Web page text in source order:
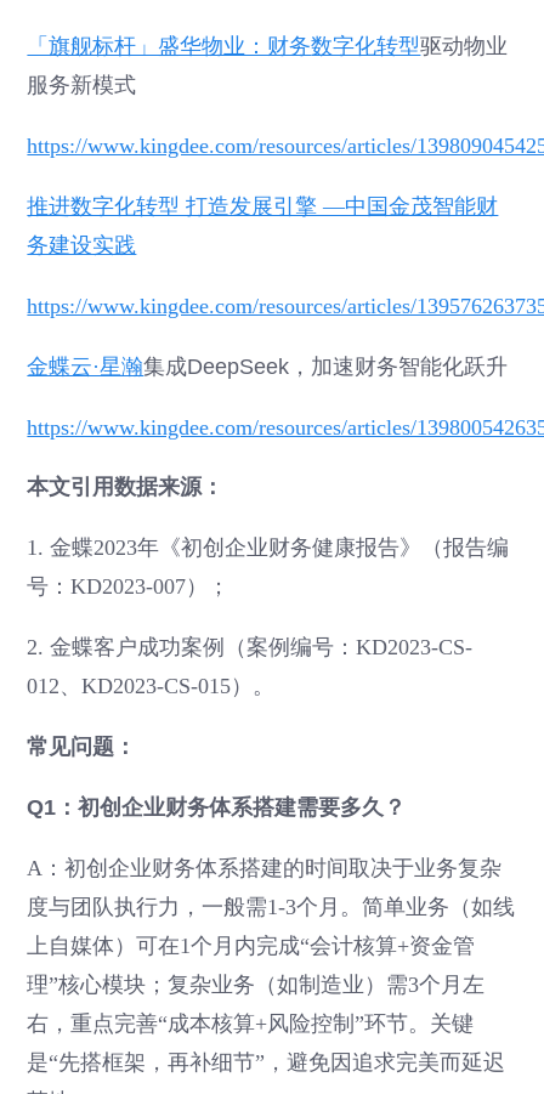
「旗舰标杆」盛华物业：财务数字化转型驱动物业
服务新模式
https://www.kingdee.com/resources/articles/
推进数字化转型 打造发展引擎 —中国金茂智能财
务建设实践
https://www.kingdee.com/resources/articles/
金蝶云·星瀚集成DeepSeek，加速财务智能化跃升
https://www.kingdee.com/resources/articles/
本文引用数据来源：
1. 金蝶2023年《初创企业财务健康报告》（报告编
号：KD2023-007）；
2. 金蝶客户成功案例（案例编号：KD2023-CS-
012、KD2023-CS-015）。
常见问题：
Q1：初创企业财务体系搭建需要多久？
A：初创企业财务体系搭建的时间取决于业务复杂
度与团队执行力，一般需1-3个月。简单业务（如线
上自媒体）可在1个月内完成“会计核算+资金管
理”核心模块；复杂业务（如制造业）需3个月左
右，重点完善“成本核算+风险控制”环节。关键
是“先搭框架，再补细节”，避免因追求完美而延迟